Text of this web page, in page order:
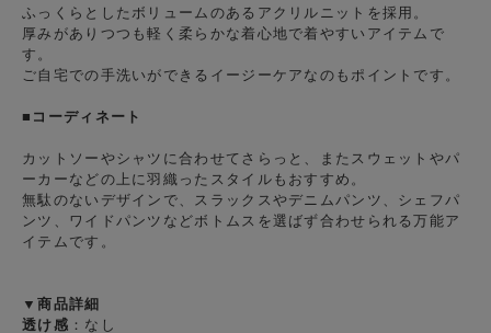
ふっくらとしたボリュームのあるアクリルニットを採用。
厚みがありつつも軽く柔らかな着心地で着やすいアイテムで
す。
ご自宅での手洗いができるイージーケアなのもポイントです。
■コーディネート
カットソーやシャツに合わせてさらっと、またスウェットやパ
ーカーなどの上に羽織ったスタイルもおすすめ。
無駄のないデザインで、スラックスやデニムパンツ、シェフパ
ンツ、ワイドパンツなどボトムスを選ばず合わせられる万能ア
イテムです。
▼商品詳細
透け感 ：なし